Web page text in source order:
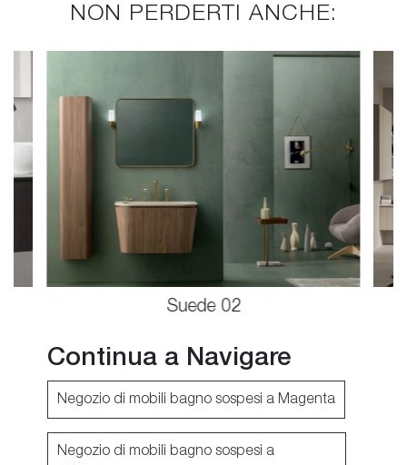
NON PERDERTI ANCHE:
Suede 02
Continua a Navigare
Negozio di mobili bagno sospesi a Magenta
Negozio di mobili bagno sospesi a